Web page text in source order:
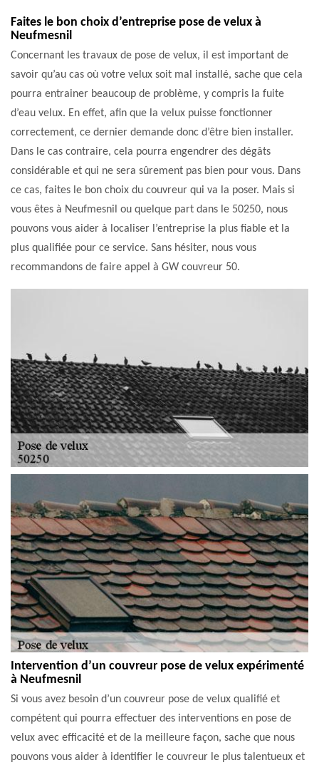
Faites le bon choix d’entreprise pose de velux à
Neufmesnil
Concernant les travaux de pose de velux, il est important de
savoir qu’au cas où votre velux soit mal installé, sache que cela
pourra entrainer beaucoup de problème, y compris la fuite
d’eau velux. En effet, afin que la velux puisse fonctionner
correctement, ce dernier demande donc d’être bien installer.
Dans le cas contraire, cela pourra engendrer des dégâts
considérable et qui ne sera sûrement pas bien pour vous. Dans
ce cas, faites le bon choix du couvreur qui va la poser. Mais si
vous êtes à Neufmesnil ou quelque part dans le 50250, nous
pouvons vous aider à localiser l’entreprise la plus fiable et la
plus qualifiée pour ce service. Sans hésiter, nous vous
recommandons de faire appel à GW couvreur 50.
Intervention d’un couvreur pose de velux expérimenté
à Neufmesnil
Si vous avez besoin d’un couvreur pose de velux qualifié et
compétent qui pourra effectuer des interventions en pose de
velux avec efficacité et de la meilleure façon, sache que nous
pouvons vous aider à identifier le couvreur le plus talentueux et